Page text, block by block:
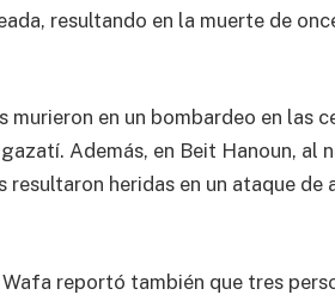
resultando en la muerte de
en un bombardeo en las
Además, en Beit Hanoun, al
resultaron heridas en un ataque
reportó también que tres